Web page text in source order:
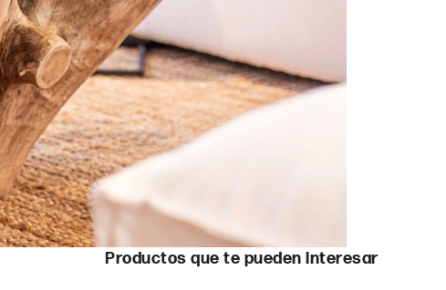
Productos que te pueden interesar